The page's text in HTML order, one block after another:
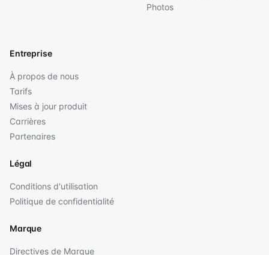
Photos
Entreprise
À propos de nous
Tarifs
Mises à jour produit
Carrières
Partenaires
Légal
Conditions d'utilisation
Politique de confidentialité
Marque
Directives de Marque